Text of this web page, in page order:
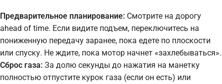
Предварительное планирование: Смотрите на дорогу
ahead of time. Если видите подъем, переключитесь на
пониженную передачу заранее, пока едете по плоскости
или спуску. Не ждите, пока мотор начнет «захлебываться».
Сброс газа: За долю секунды до нажатия на манетку
полностью отпустите курок газа (если он есть) или